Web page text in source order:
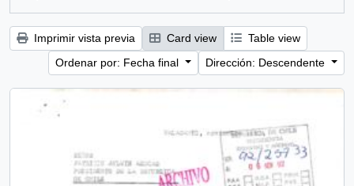
Imprimir vista previa Card view
Table view
Ordenar por: Fecha final
Dirección: Descendente